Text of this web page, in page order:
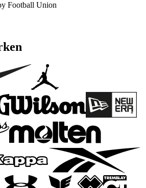
Football Union